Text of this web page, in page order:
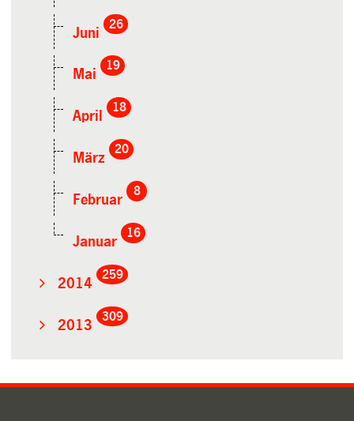
Juni
26
Mai
19
April
18
März
20
Februar
8
Januar
16
2014
259
2013
309